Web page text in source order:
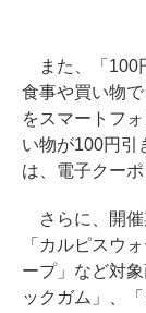
また、「100
食事や買い物
をスマートフ
い物が100円引
は、電子クー
さらに、開催
「カルピスウ
ープ」など対
ックガム」、